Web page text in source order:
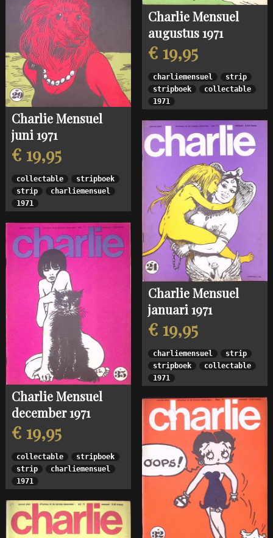
Charlie Mensuel
augustus 1971
€ 19,95
charliemensuel
strip
stripboek
collectable
1971
Charlie Mensuel
juni 1971
€ 19,95
collectable
stripboek
strip
charliemensuel
1971
Charlie Mensuel
januari 1971
€ 19,95
charliemensuel
strip
stripboek
collectable
1971
Charlie Mensuel
december 1971
€ 19,95
collectable
stripboek
strip
charliemensuel
1971